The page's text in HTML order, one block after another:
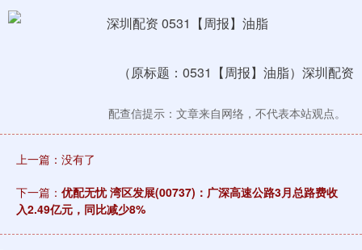
（原标题：0531【周报】油脂）深圳配资
配查信提示：文章来自网络，不代表本站观点。
上一篇：没有了
下一篇： 优配无忧 湾区发展(00737)：广深高速公路3月总路费收
入2.49亿元，同比减少8%